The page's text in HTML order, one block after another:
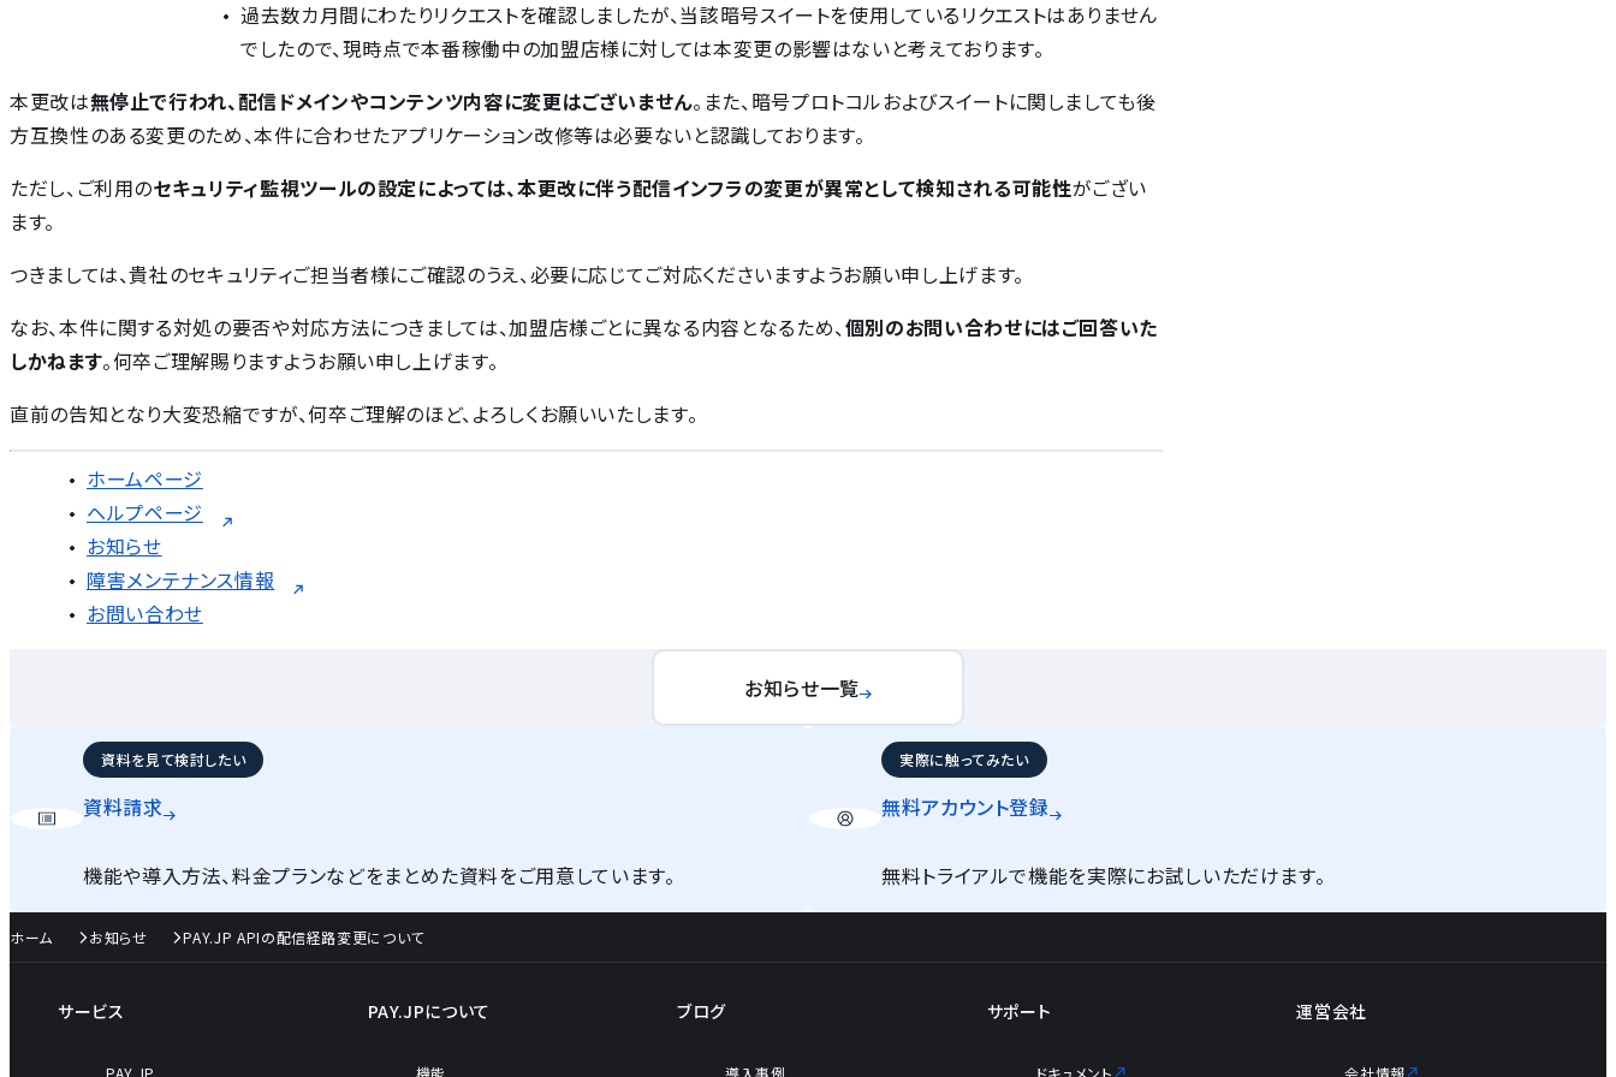
過去数カ月間にわたりリクエストを確認しましたが、当該暗号スイートを使用しているリクエストはありません
でしたので、現時点で本番稼働中の加盟店様に対しては本変更の影響はないと考えております。
本更改は無停止で行われ、配信ドメインやコンテンツ内容に変更はございません。また、暗号プロトコルおよびスイートに関しましても後
方互換性のある変更のため、本件に合わせたアプリケーション改修等は必要ないと認識しております。
ただし、ご利用のセキュリティ監視ツールの設定によっては、本更改に伴う配信インフラの変更が異常として検知される可能性がござい
ます。
つきましては、貴社のセキュリティご担当者様にご確認のうえ、必要に応じてご対応くださいますようお願い申し上げます。
なお、本件に関する対処の要否や対応方法につきましては、加盟店様ごとに異なる内容となるため、個別のお問い合わせにはご回答いた
しかねます。何卒ご理解賜りますようお願い申し上げます。
直前の告知となり大変恐縮ですが、何卒ご理解のほど、よろしくお願いいたします。
ホームページ
ヘルプページ
お知らせ
障害メンテナンス情報
お問い合わせ
お知らせ一覧
資料を見て検討したい
資料請求
機能や導入方法、料金プランなどをまとめた資料をご用意しています。
実際に触ってみたい
無料アカウント登録
無料トライアルで機能を実際にお試しいただけます。
ホーム お知らせ PAY.JP APIの配信経路変更について
サービス
PAY.JP
PAY.JPについて
機能
ブログ
導入事例
サポート
ドキュメント
運営会社
会社情報